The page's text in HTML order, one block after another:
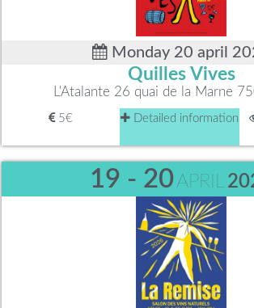
Monday 20 april
Quilles Vives
L'Atalante 26 quai de la Marne
5€ Detailed information
19 - 20APRIL